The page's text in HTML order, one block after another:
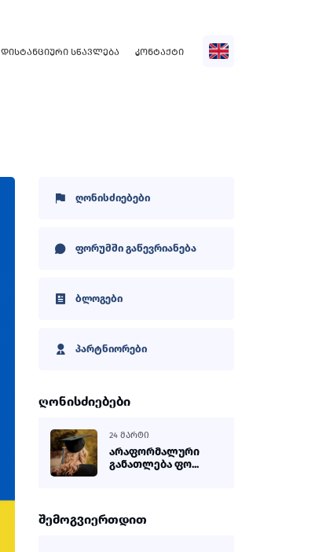
ᲓᲘᲡᲢᲐᲜᲪᲘᲣᲠᲘ ᲡᲬᲐᲕᲚᲔᲑᲐ ᲙᲝᲜᲢᲐᲥᲢᲘ
ღონისძიებები
ფორუმში გაწევრიანება
ბლოგები
პარტნიორები
ღონისძიებები
24 ᲛᲐᲠᲢᲘ
არაფორმალური
განათლება ფო...
შემოგვიერთდით